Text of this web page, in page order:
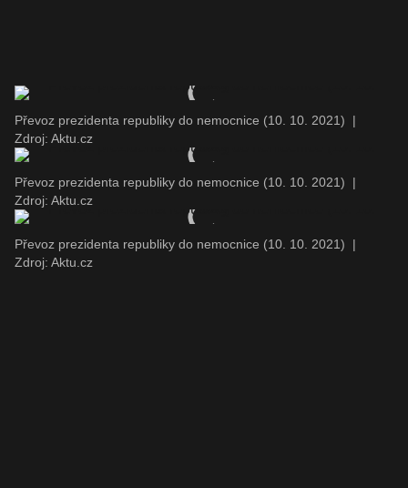
Převoz prezidenta republiky do nemocnice (10. 10. 2021)
|
Zdroj: Aktu.cz
Převoz prezidenta republiky do nemocnice (10. 10. 2021)
|
Zdroj: Aktu.cz
Převoz prezidenta republiky do nemocnice (10. 10. 2021)
|
Zdroj: Aktu.cz